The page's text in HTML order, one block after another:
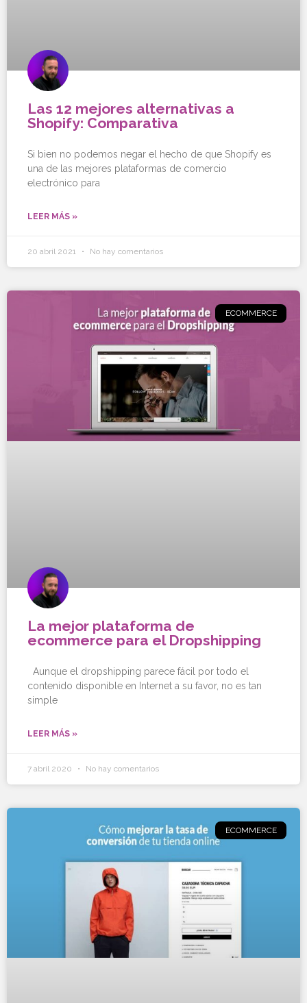
Las 12 mejores alternativas a
Shopify: Comparativa
Si bien no podemos negar el hecho de que Shopify es
una de las mejores plataformas de comercio
electrónico para
LEER MÁS »
20 abril 2021 No hay comentarios
ECOMMERCE
La mejor plataforma de
ecommerce para el Dropshipping
Aunque el dropshipping parece fácil por todo el
contenido disponible en Internet a su favor, no es tan
simple
LEER MÁS »
7 abril 2020 No hay comentarios
ECOMMERCE